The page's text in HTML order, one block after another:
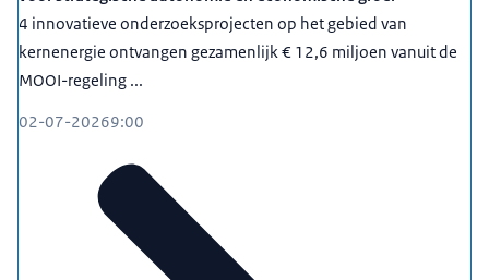
4 innovatieve onderzoeksprojecten op het gebied van
kernenergie ontvangen gezamenlijk € 12,6 miljoen vanuit de
MOOI-regeling ...
02-07-20269:00